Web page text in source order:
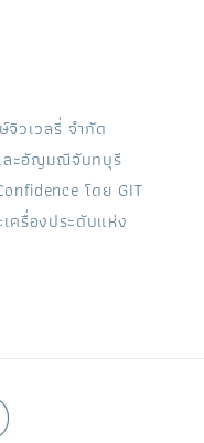
วเวลรี่ จำกัด
ละอัญมณีจันทบุรี
โดย GIT
รื่องประดับแห่ง